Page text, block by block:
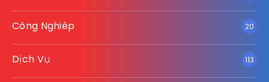
Công Nghiêp 20
Dịch Vụ 113